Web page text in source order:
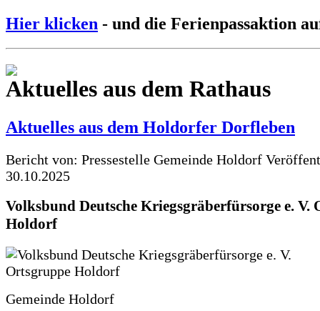
Hier klicken - und die Ferienpassaktion
Aktuelles aus dem Rathaus
Aktuelles aus dem Holdorfer Dorfleben
Bericht von: Pressestelle Gemeinde Holdorf
30.10.2025
Volksbund Deutsche Kriegsgräberfürsorge e. V.
Holdorf
Gemeinde Holdorf